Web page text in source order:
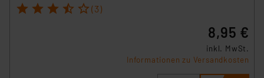
1 2 3 4 5 (3)
8,95 €
inkl. MwSt.
Informationen zu Versandkosten